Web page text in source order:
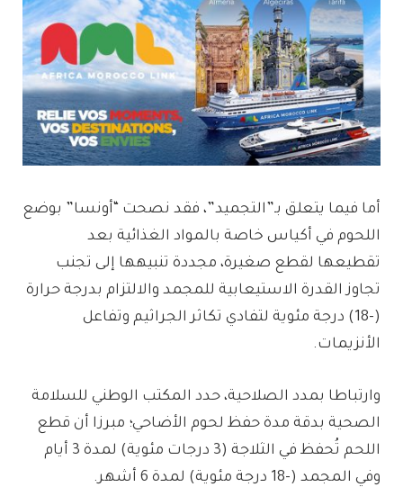
أما فيما يتعلق بـ”التجميد”، فقد نصحت “أونسا” بوضع
اللحوم في أكياس خاصة بالمواد الغذائية بعد
تقطيعها لقطع صغيرة، مجددة تنبيهها إلى تجنب
تجاوز القدرة الاستيعابية للمجمد والالتزام بدرجة حرارة
(-18) درجة مئوية لتفادي تكاثر الجراثيم وتفاعل
الأنزيمات.
​وارتباطا بمدد الصلاحية، حدد المكتب الوطني للسلامة
الصحية بدقة مدة حفظ لحوم الأضاحي؛ مبرزا أن قطع
اللحم تُحفظ في الثلاجة (3 درجات مئوية) لمدة 3 أيام
وفي المجمد (-18 درجة مئوية) لمدة 6 أشهر.